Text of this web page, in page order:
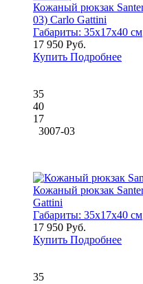
Кожаный рюкзак
03) Carlo Gattini
Габариты: 35x17x40 см
17 950 Руб.
Купить Подробнее
35
40
17
3007-03
Кожаный рюкзак
Gattini
Габариты: 35x17x40 см
17 950 Руб.
Купить Подробнее
35